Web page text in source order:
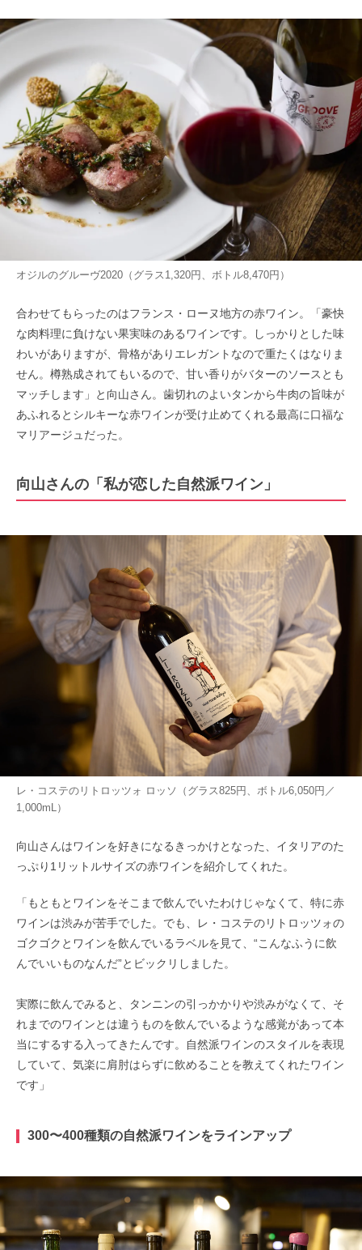
オジルのグルーヴ2020（グラス1,320円、ボトル8,470円）
合わせてもらったのはフランス・ローヌ地方の赤ワイン。「豪快
な肉料理に負けない果実味のあるワインです。しっかりとした味
わいがありますが、骨格がありエレガントなので重たくはなりま
せん。樽熟成されてもいるので、甘い香りがバターのソースとも
マッチします」と向山さん。歯切れのよいタンから牛肉の旨味が
あふれるとシルキーな赤ワインが受け止めてくれる最高に口福な
マリアージュだった。
向山さんの「私が恋した自然派ワイン」
レ・コステのリトロッツォ ロッソ（グラス825円、ボトル6,050円／
1,000mL）
向山さんはワインを好きになるきっかけとなった、イタリアのた
っぷり1リットルサイズの赤ワインを紹介してくれた。
「もともとワインをそこまで飲んでいたわけじゃなくて、特に赤
ワインは渋みが苦手でした。でも、レ・コステのリトロッツォの
ゴクゴクとワインを飲んでいるラベルを見て、“こんなふうに飲
んでいいものなんだ”とビックリしました。
実際に飲んでみると、タンニンの引っかかりや渋みがなくて、そ
れまでのワインとは違うものを飲んでいるような感覚があって本
当にするする入ってきたんです。自然派ワインのスタイルを表現
していて、気楽に肩肘はらずに飲めることを教えてくれたワイン
です」
300〜400種類の自然派ワインをラインアップ